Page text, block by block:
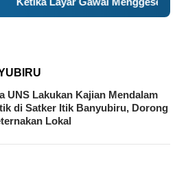
UNS Lakukan Kajian Mendalam
di Satker Itik Banyubiru, Dorong
Lokal